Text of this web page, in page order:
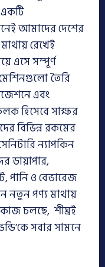
আমাদের দেশের
রেখেই
এসে সম্পূর্ণ
তৈরি
এবং
হিসেবে সাক্ষর
বিভিন্ন রকমের
ন্যাপকিন
ডায়াপার,
পানি ও বেভারেজ
নতুন পণ্য মাথায়
চলছে, শীঘ্রই
সবার সামনে